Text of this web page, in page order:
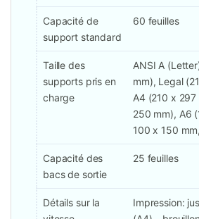
Capacité de
support standard
60 feuilles
Taille des
supports pris en
charge
ANSI A
mm), Legal
A4 (210 x
250 mm), A6
100 x 150
Capacité des
bacs de sortie
25 feuilles
Détails sur la
Impression: